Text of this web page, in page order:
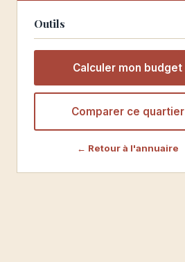
Outils
Calculer mon budget
Comparer ce quartier
← Retour à l'annuaire